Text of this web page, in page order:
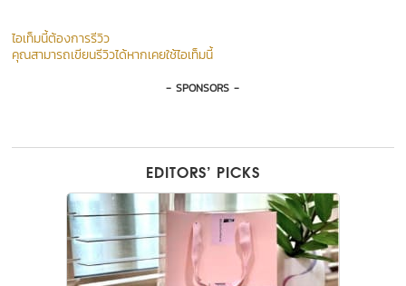
ไอเท็มนี้ต้องการรีวิว
คุณสามารถเขียนรีวิวได้หากเคยใช้ไอเท็มนี้
- SPONSORS -
EDITORS’ PICKS